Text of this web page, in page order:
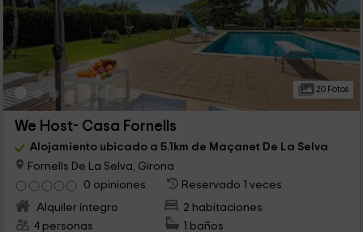
20 Fotos
We Host- Casa Fornells
Alojamiento ubicado a 5.1km de Maçanet De La Selva
Fornells De La Selva, Girona
0 opiniones
Reservado 1 veces
Alquiler íntegro
2 habitaciones
4 personas
1 baños